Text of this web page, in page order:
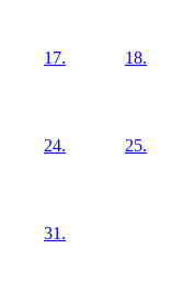
17. 18.
24. 25.
31.